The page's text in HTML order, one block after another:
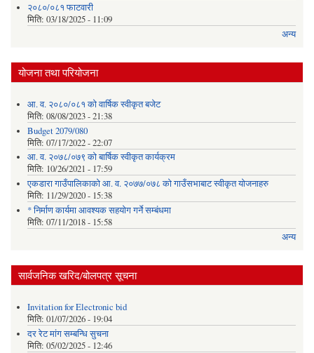
२०८०/०८१ फाटवारी
मिति: 03/18/2025 - 11:09
अन्य
योजना तथा परियोजना
आ. व. २०८०/०८१ को वार्षिक स्वीकृत बजेट
मिति: 08/08/2023 - 21:38
Budget 2079/080
मिति: 07/17/2022 - 22:07
आ. व. २०७८/०७९ को बार्षिक स्वीकृत कार्यक्रम
मिति: 10/26/2021 - 17:59
एकडारा गाउँपालिकाको आ. व. २०७७/०७८ को गाउँसभाबाट स्वीकृत योजनाहरु
मिति: 11/29/2020 - 15:38
* निर्माण कार्यमा आवश्यक सहयोग गर्ने सम्बंधमा
मिति: 07/11/2018 - 15:58
अन्य
सार्वजनिक खरिद/बोलपत्र सूचना
Invitation for Electronic bid
मिति: 01/07/2026 - 19:04
दर रेट मांग सम्बन्धि सुचना
मिति: 05/02/2025 - 12:46